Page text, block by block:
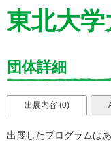
東北大
団体詳細
出展内容 (0)
出展したプログラムは